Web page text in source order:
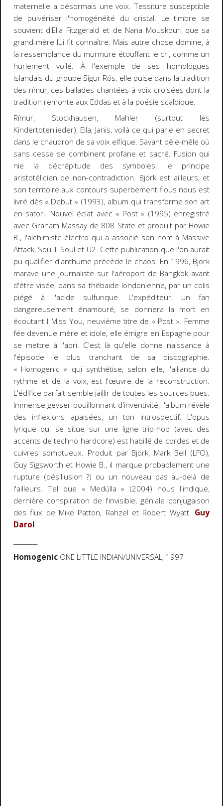
maternelle a désormais une voix. Tessiture susceptible
de pulvériser l'homogénéité du cristal. Le timbre se
souvient d'Ella Fitzgerald et de Nana Mouskouri que sa
grand-mère lui fit connaître. Mais autre chose domine, à
la ressemblance du murmure étouffant le cri, comme un
hurlement voilé. À l'exemple de ses homologues
islandais du groupe Sigur Rós, elle puise dans la tradition
des rímur, ces ballades chantées à voix croisées dont la
tradition remonte aux Eddas et à la poésie scaldique.
Rímur, Stockhausen, Mahler (surtout les
Kindertotenlieder), Ella, Janis, voilà ce qui parle en secret
dans le chaudron de sa voix elfique. Savant pêle-mêle où
sans cesse se combinent profane et sacré. Fusion qui
nie la décrépitude des symboles, le principe
aristotélicien de non-contradiction. Björk est ailleurs, et
son territoire aux contours superbement flous nous est
livré dès « Debut » (1993), album qui transforme son art
en satori. Nouvel éclat avec « Post » (1995) enregistré
avec Graham Massay de 808 State et produit par Howie
B., l'alchimiste électro qui a associé son nom à Massive
Attack, Soul II Soul et U2. Cette publication que l'on aurait
pu qualifier d'anthume précède le chaos. En 1996, Björk
marave une journaliste sur l'aéroport de Bangkok avant
d'être visée, dans sa thébaïde londonienne, par un colis
piégé à l'acide sulfurique. L'expéditeur, un fan
dangereusement énamouré, se donnera la mort en
écoutant I Miss You, neuvième titre de « Post ». Femme
fée devenue mère et idole, elle émigre en Espagne pour
se mettre à l'abri. C'est là qu'elle donne naissance à
l'épisode le plus tranchant de sa discographie.
« Homogenic » qui synthétise, selon elle, l'alliance du
rythme et de la voix, est l'œuvre de la reconstruction.
L'édifice parfait semble jaillir de toutes les sources bues.
Immense geyser bouillonnant d'inventivité, l'album révèle
des inflexions apaisées, un ton introspectif. L'opus
lyrique qui se situe sur une ligne trip-hop (avec des
accents de techno hardcore) est habillé de cordes et de
cuivres somptueux. Produit par Björk, Mark Bell (LFO),
Guy Sigsworth et Howie B., il marque probablement une
rupture (désillusion ?) ou un nouveau pas au-delà de
l'ailleurs. Tel que « Medúlla » (2004) nous l'indique,
dernière conspiration de l'invisible, géniale conjugaison
des flux de Mike Patton, Rahzel et Robert Wyatt. Guy
Darol
HomogenicONE LITTLE INDIAN/UNIVERSAL, 1997